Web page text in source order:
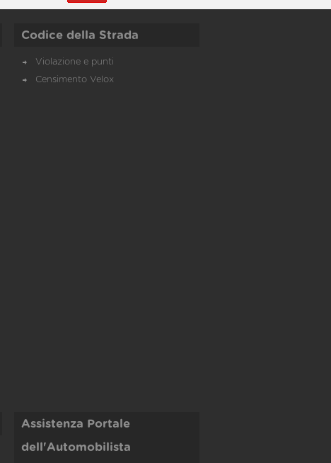
Codice della Strada
Violazione e punti
Censimento Velox
Assistenza Portale
dell'Automobilista